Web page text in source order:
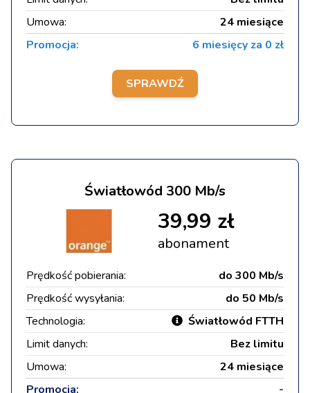
Umowa:
24 miesiące
Promocja:
6 miesięcy za 0 zł
SPRAWDŹ
Światłowód 300 Mb/s
39,99 zł
abonament
Prędkość pobierania:
do 300 Mb/s
Prędkość wysyłania:
do 50 Mb/s
Technologia:
Światłowód FTTH
Limit danych:
Bez limitu
Umowa:
24 miesiące
Promocja:
-